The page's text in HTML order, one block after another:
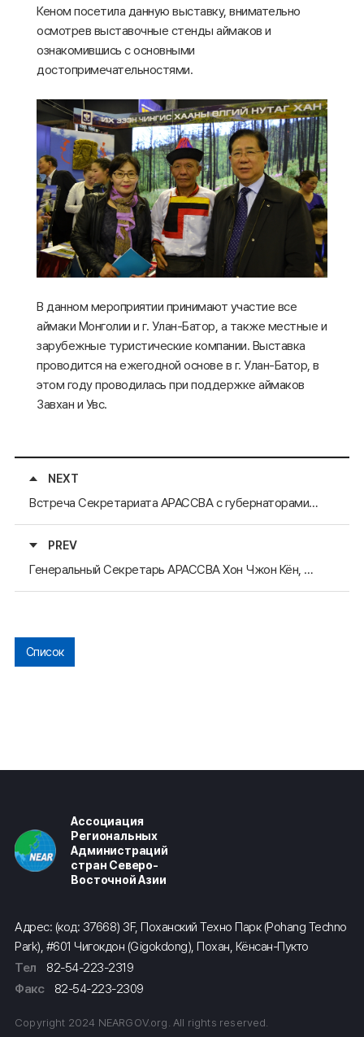
Кеном посетила данную выставку, внимательно
осмотрев выставочные стенды аймаков и
ознакомившись с основными
достопримечательностями.
В данном мероприятии принимают участие все
аймаки Монголии и г. Улан-Батор, а также местные и
зарубежные туристические компании. Выставка
проводится на ежегодной основе в г. Улан-Батор, в
этом году проводилась при поддержке аймаков
Завхан и Увс.
NEXT
Встреча Секретариата АРАССВА с губернаторами Монголии
PREV
Генеральный Секретарь АРАССВА Хон Чжон Кён, создание сети сотрудничества в Монголии
Список
Ассоциация
Региональных
Администраций
стран Северо-
Восточной Азии
Адрес: (код: 37668) 3F, Поханский Техно Парк (Pohang Techno
Park), #601 Чигокдон (Gigokdong), Похан, Кёнсан-Пукто
Тел
82-54-223-2319
Факс
82-54-223-2309
Copyright 2024 NEARGOV.org. All rights reserved.